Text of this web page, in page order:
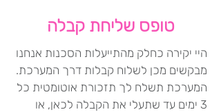
טופס שליחת קבלה
היי יקירה כחלק מהתייעלות הסכנות אנחנו
מבקשים מכן לשלוח קבלות דרך המערכת.
המערכת תשלח לך תזכורת אוטומטית כל
3 ימים עד שתעלי את הקבלה לכאן, או